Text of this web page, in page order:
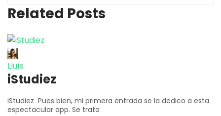
Related Posts
Lluís
iStudiez
iStudiez Pues bien, mi primera entrada se la dedico a esta
espectacular app. Se trata